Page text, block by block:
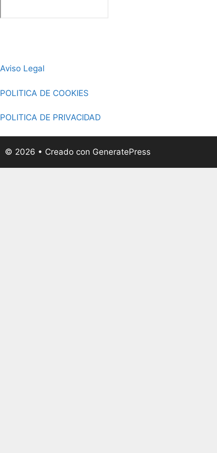
Aviso Legal
POLITICA DE COOKIES
POLITICA DE PRIVACIDAD
© 2026 • Creado con GeneratePress